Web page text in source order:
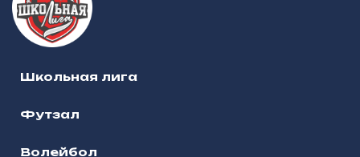
Школьная лига
Футзал
Волейбол